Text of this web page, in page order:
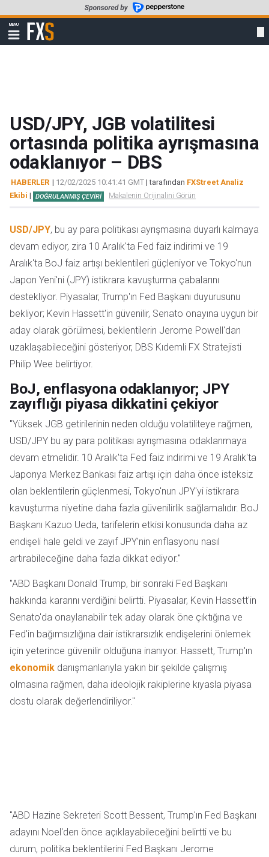
to
main
content
MENU
Show
navigation
FXStreet
USD/JPY, JGB volatilitesi
ortasında politika ayrışmasına
odaklanıyor – DBS
HABERLER | 12/02/2025 10:41:41 GMT | tarafından FXStreet Analiz
Ekibi | DOĞRULANMIŞ ÇEVIRI Makalenin Orijinalini Görün
USD/JPY, bu ay para politikası ayrışmasına duyarlı kalmaya
devam ediyor, zira 10 Aralık'ta Fed faiz indirimi ve 19
Aralık'ta BoJ faiz artışı beklentileri güçleniyor ve Tokyo'nun
Japon Yeni'ni (JPY) istikrara kavuşturma çabalarını
destekliyor. Piyasalar, Trump'ın Fed Başkanı duyurusunu
bekliyor; Kevin Hassett'in güvenilir, Senato onayına uygun bir
aday olarak görülmesi, beklentilerin Jerome Powell'dan
uzaklaşabileceğini gösteriyor, DBS Kıdemli FX Stratejisti
Philip Wee belirtiyor.
BoJ, enflasyona odaklanıyor; JPY
zayıflığı piyasa dikkatini çekiyor
"Yüksek JGB getirilerinin neden olduğu volatiliteye rağmen,
USD/JPY bu ay para politikası ayrışmasına odaklanmaya
devam etmelidir. 10 Aralık'ta Fed faiz indirimi ve 19 Aralık'ta
Japonya Merkez Bankası faiz artışı için daha önce isteksiz
olan beklentilerin güçlenmesi, Tokyo'nun JPY'yi istikrara
kavuşturma niyetine daha fazla güvenilirlik sağlamalıdır. BoJ
Başkanı Kazuo Ueda, tarifelerin etkisi konusunda daha az
endişeli hale geldi ve zayıf JPY'nin enflasyonu nasıl
artırabileceğine daha fazla dikkat ediyor."
"ABD Başkanı Donald Trump, bir sonraki Fed Başkanı
hakkında kararını verdiğini belirtti. Piyasalar, Kevin Hassett'in
Senato'da onaylanabilir tek aday olarak öne çıktığına ve
Fed'in bağımsızlığına dair istikrarsızlık endişelerini önlemek
için yeterince güvenilir olduğuna inanıyor. Hassett, Trump'ın
ekonomik danışmanlarıyla yakın bir şekilde çalışmış
olmasına rağmen, daha ideolojik rakiplerine kıyasla piyasa
dostu olarak değerlendiriliyor."
"ABD Hazine Sekreteri Scott Bessent, Trump'ın Fed Başkanı
adayını Noel'den önce açıklayabileceğini belirtti ve bu
durum, politika beklentilerini Fed Başkanı Jerome